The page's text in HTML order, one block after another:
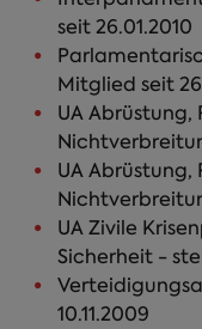
seit 26.01.2010
Mitglied seit
UA Abrüstung,
UA Abrüstung,
UA Zivile
Sicherheit -
10.11.2009